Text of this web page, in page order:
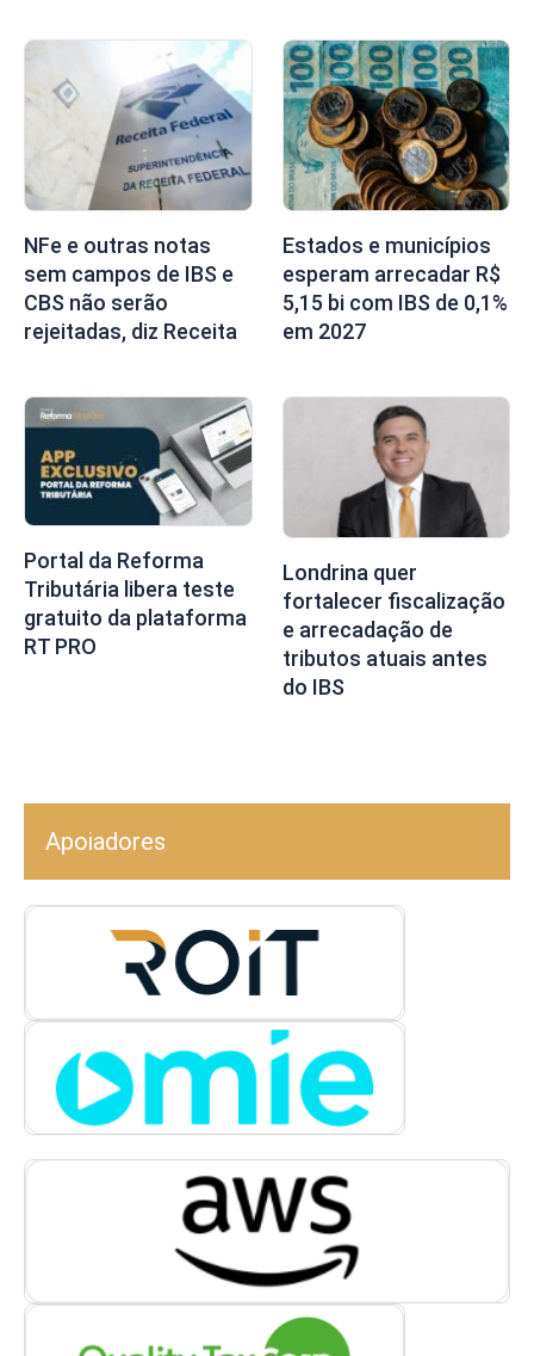
NFe e outras notas
sem campos de IBS e
CBS não serão
rejeitadas, diz Receita
Estados e municípios
esperam arrecadar R$
5,15 bi com IBS de 0,1%
em 2027
Portal da Reforma
Tributária libera teste
gratuito da plataforma
RT PRO
Londrina quer
fortalecer fiscalização
e arrecadação de
tributos atuais antes
do IBS
Apoiadores